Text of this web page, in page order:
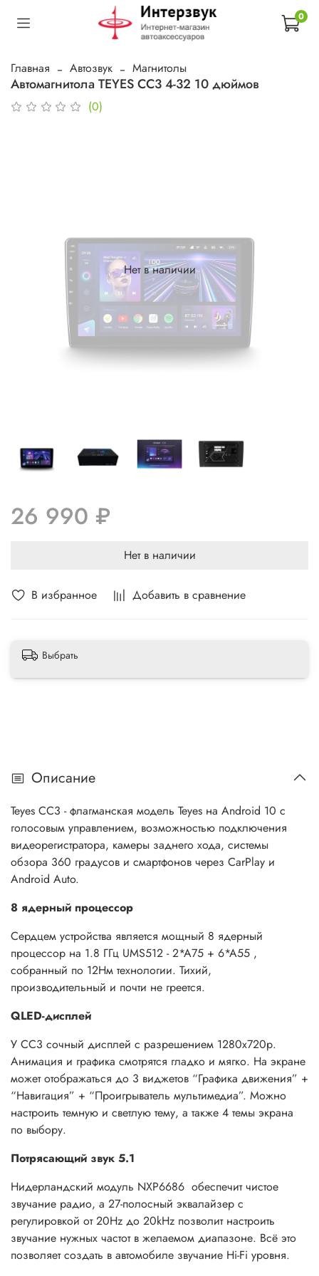
0
Главная Автозвук Магнитолы
Автомагнитола TEYES CC3 4-32 10 дюймов
(0)
В избранное Добавить в сравнение
Нет в наличии
26 990 ₽
Нет в наличии
Выбрать
Описание
Teyes CC3 - флагманская модель Teyes на Android 10 с
голосовым управлением, возможностью подключения
видеорегистратора, камеры заднего хода, системы
обзора 360 градусов и смартфонов через CarPlay и
Android Auto.
8 ядерный процессор
Сердцем устройства является мощный 8 ядерный
процессор на 1.8 ГГц UMS512 - 2*A75 + 6*A55 ,
собранный по 12Нм технологии. Тихий,
производительный и почти не греется.
QLED-дисплей
У CC3 сочный дисплей c разрешением 1280x720р.
Анимация и графика смотрятся гладко и мягко. На экране
может отображаться до 3 виджетов “Графика движения” +
“Навигация” + “Проигрыватель мультимедиа”. Можно
настроить темную и светлую тему, а также 4 темы экрана
по выбору.
Потрясающий звук 5.1
Нидерландский модуль NXP6686 обеспечит чистое
звучание радио, а 27-полосный эквалайзер с
регулировкой от 20Hz до 20kHz позволит настроить
звучание нужных частот в желаемом диапазоне. Всё это
позволяет создать в автомобиле звучание Hi-Fi уровня.